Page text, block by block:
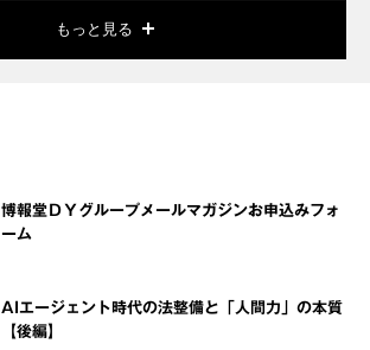
もっと見る
博報堂ＤＹグループメールマガジンお申込みフォ
ーム
AIエージェント時代の法整備と「人間力」の本質
【後編】